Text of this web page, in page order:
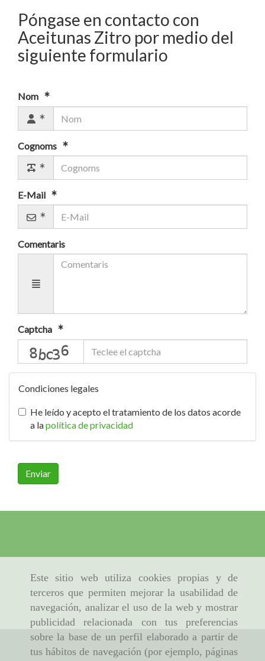
Este sitio web utiliza cookies propias y de
terceros que permiten mejorar la usabilidad de
navegación, analizar el uso de la web y mostrar
publicidad relacionada con tus preferencias
sobre la base de un perfil elaborado a partir de
tus hábitos de navegación (por ejemplo, páginas
Póngase en contacto con
Aceitunas Zitro por medio del
siguiente formulario
Nom
Cognoms
E-Mail
Comentaris
Captcha
Condiciones legales
He leído y acepto el tratamiento de los datos acorde
a lapolítica de privacidad
Enviar